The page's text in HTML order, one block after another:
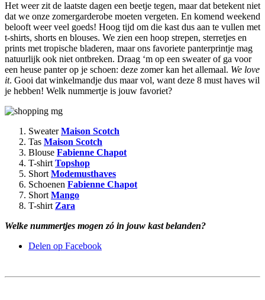
Het weer zit de laatste dagen een beetje tegen, maar dat betekent niet
dat we onze zomergarderobe moeten vergeten. En komend weekend
belooft weer veel goeds! Hoog tijd om die kast dus aan te vullen met
t-shirts, shorts en blouses. We zien een hoop strepen, sterretjes en
prints met tropische bladeren, maar ons favoriete panterprintje mag
natuurlijk ook niet ontbreken. Draag ‘m op een sweater of ga voor
een heuse panter op je schoen: deze zomer kan het allemaal. We love
it. Gooi dat winkelmandje dus maar vol, want deze 8 must haves wil
je hebben! Welk nummertje is jouw favoriet?
SweaterMaison Scotch
Tas Maison Scotch
Blouse Fabienne Chapot
T-shirt Topshop
Short Modemusthaves
Schoenen Fabienne Chapot
Short Mango
T-shirt Zara
Welke nummertjes mogen zó in jouw kast belanden?
Delen op Facebook